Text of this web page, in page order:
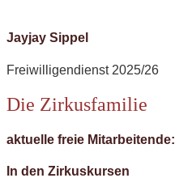
Jayjay Sippel
Freiwilligendienst 2025/26
Die Zirkusfamilie
aktuelle freie Mitarbeitende:
In den Zirkuskursen